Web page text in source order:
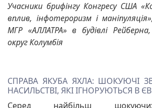
Учасники брифінгу Конгресу США
вплив, інфотероризм і
МГР «АЛЛАТРА» в будівлі
округ Колумбія
СПРАВА ЯКУБА ЯХЛА: ШОКУЮЧІ
НАСИЛЬСТВІ, ЯКІ ІГНОРУЮТЬСЯ В
Серед найбільш